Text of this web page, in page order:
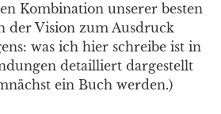
Kombination unserer besten
der Vision zum Ausdruck
was ich hier schreibe ist in
detailliert dargestellt
ein Buch werden.)